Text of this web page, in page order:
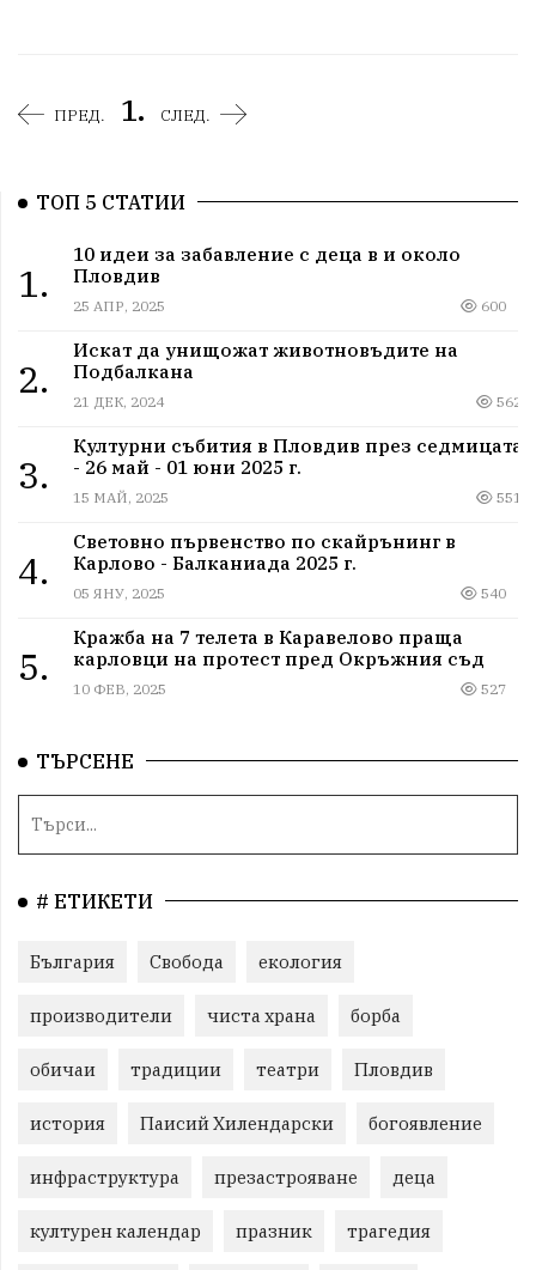
ПРЕД. 1. СЛЕД.
ТОП 5 СТАТИИ
1.
10 идеи за забавление с деца в и около
Пловдив
25 АПР, 2025 600
2.
Искат да унищожат животновъдите на
Подбалкана
21 ДЕК, 2024 562
3.
Културни събития в Пловдив през седмицата
- 26 май - 01 юни 2025 г.
15 МАЙ, 2025 551
4.
Световно първенство по скайрънинг в
Карлово - Балканиада 2025 г.
05 ЯНУ, 2025 540
5.
Кражба на 7 телета в Каравелово праща
карловци на протест пред Окръжния съд
10 ФЕВ, 2025 527
ТЪРСЕНЕ
# ЕТИКЕТИ
България Свобода екология
производители чиста храна борба
обичаи традиции театри Пловдив
история Паисий Хилендарски богоявление
инфраструктура презастрояване деца
културен календар празник трагедия